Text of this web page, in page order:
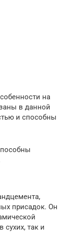
на
в данной
и способны
присадок. Он
так и